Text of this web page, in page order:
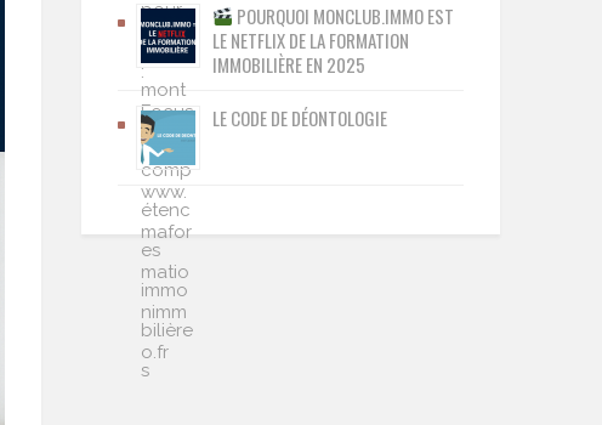
POURQUOI MONCLUB.IMMO EST
LE NETFLIX DE LA FORMATION
IMMOBILIÈRE EN 2025
LE CODE DE DÉONTOLOGIE